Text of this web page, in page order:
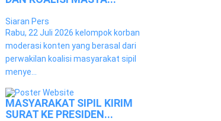
Siaran Pers
Rabu, 22 Juli 2026 kelompok korban
moderasi konten yang berasal dari
perwakilan koalisi masyarakat sipil
menye...
MASYARAKAT SIPIL KIRIM
SURAT KE PRESIDEN...